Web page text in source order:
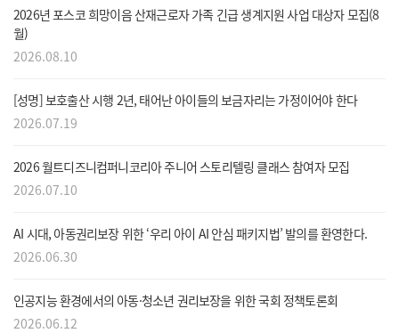
2026년 포스코 희망이음 산재근로자 가족 긴급 생계지원 사업 대상자 모집(8
월)
2026.08.10
[성명] 보호출산 시행 2년, 태어난 아이들의 보금자리는 가정이어야 한다
2026.07.19
2026 월트디즈니컴퍼니코리아 주니어 스토리텔링 클래스 참여자 모집
2026.07.10
AI 시대, 아동권리보장 위한 ‘우리 아이 AI 안심 패키지법’ 발의를 환영한다.
2026.06.30
인공지능 환경에서의 아동·청소년 권리보장을 위한 국회 정책토론회
2026.06.12